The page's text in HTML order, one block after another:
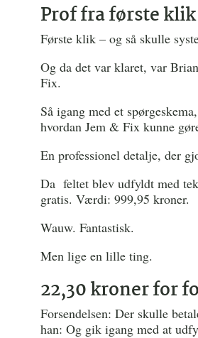
Prof fra første klik
Første klik – og så skulle
Og da det var klaret, var
Fix.
Så igang med et
hvordan Jem & Fix kunne
En professionel detalje, der
Da feltet blev udfyldt med
gratis. Værdi: 999,95 kroner.
Wauw. Fantastisk.
Men lige en lille ting.
22,30 kroner for
Forsendelsen: Der skulle
han: Og gik igang med at